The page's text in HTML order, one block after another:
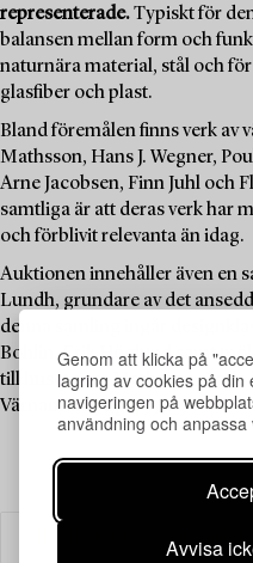
Genom att klicka på
lagring av cookies på
navigeringen på
användning och
Avvisa
representerade.Typiskt för
balansen mellan form och
naturnära material, stål och
glasfiber och plast.
Bland föremålen finns verk av
Mathsson, Hans J. Wegner,
Arne Jacobsen, Finn Juhl och
samtliga är att deras verk har
och förblivit relevanta än idag.
Auktionen innehåller även en
Lundh, grundare av det
denna samling ingår
Bohlin, Erik Höglund samt
till huset som Mathsson ritade
Värnamo, byggt 1955.